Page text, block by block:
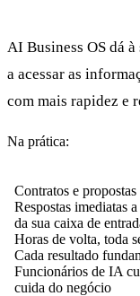
AI Business OS dá
a acessar as
com mais rapidez e
Na prática:
Contratos e
Respostas imediatas
da sua caixa de
Horas de volta, toda
Cada resultado
Funcionários de IA
cuida do negócio